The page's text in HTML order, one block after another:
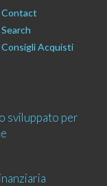
Contact
Search
Consigli Acquisti
sviluppato per